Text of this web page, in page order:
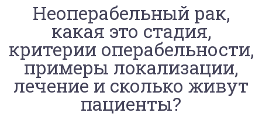
Неоперабельный рак,
какая это стадия,
критерии операбельности,
примеры локализации,
лечение и сколько живут
пациенты?